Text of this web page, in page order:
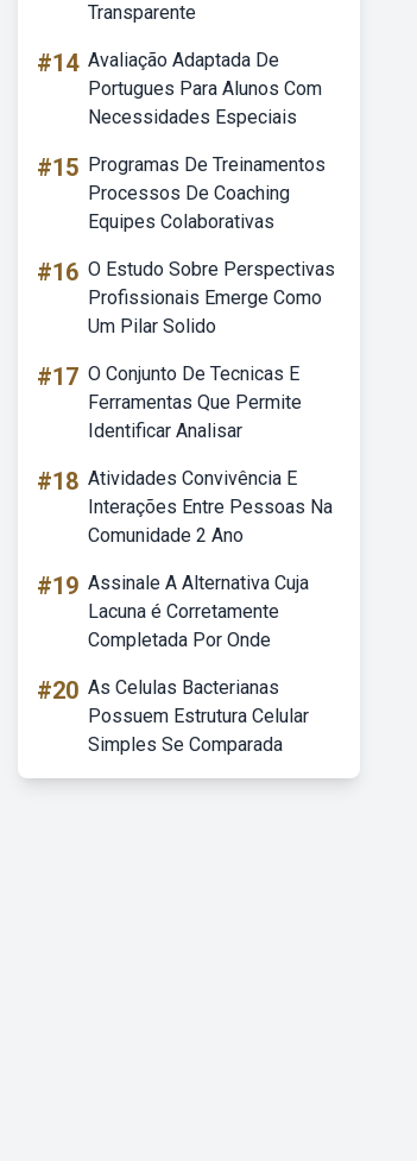
Transparente
#14 Avaliação Adaptada De
Portugues Para Alunos Com
Necessidades Especiais
#15 Programas De Treinamentos
Processos De Coaching
Equipes Colaborativas
#16 O Estudo Sobre Perspectivas
Profissionais Emerge Como
Um Pilar Solido
#17 O Conjunto De Tecnicas E
Ferramentas Que Permite
Identificar Analisar
#18 Atividades Convivência E
Interações Entre Pessoas Na
Comunidade 2 Ano
#19 Assinale A Alternativa Cuja
Lacuna é Corretamente
Completada Por Onde
#20 As Celulas Bacterianas
Possuem Estrutura Celular
Simples Se Comparada